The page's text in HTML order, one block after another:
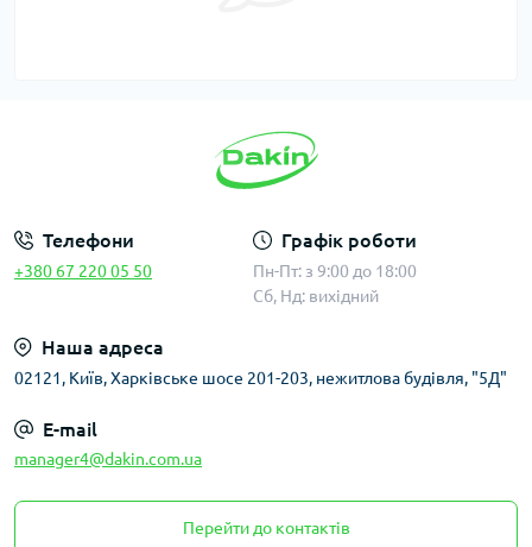
Телефони
+380 67 220 05 50
Графік роботи
Пн-Пт: з 9:00 до 18:00
Сб, Нд: вихідний
Наша адреса
02121, Київ, Харківське шосе 201-203, нежитлова будівля, "5Д"
E-mail
manager4@dakin.com.ua
Перейти до контактів